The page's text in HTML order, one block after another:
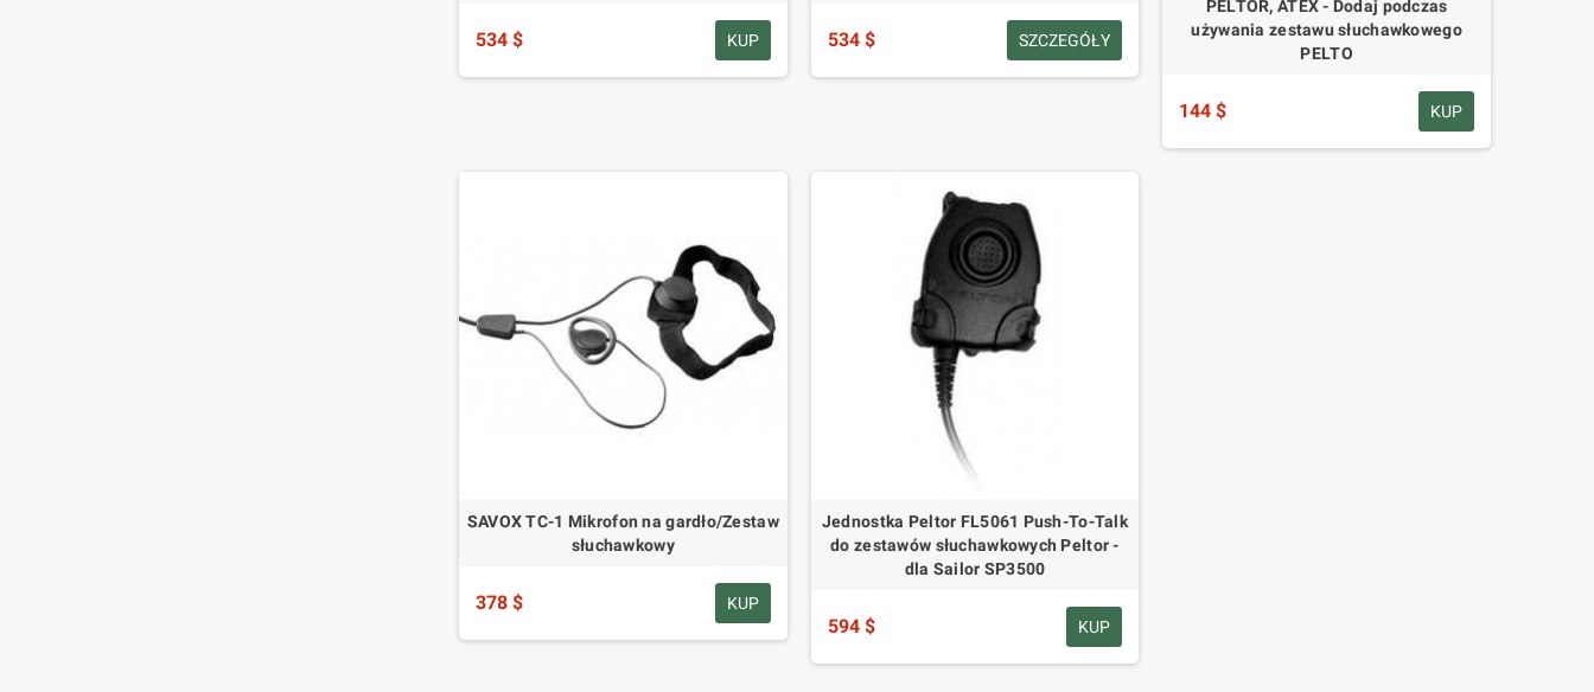
534 $ KUP 534 $ SZCZEGÓŁY
PELTOR, ATEX - Dodaj podczas
używania zestawu słuchawkowego
PELTO
144 $ KUP
SAVOX TC-1 Mikrofon na gardło/Zestaw
słuchawkowy
378 $ KUP
Jednostka Peltor FL5061 Push-To-Talk
do zestawów słuchawkowych Peltor -
dla Sailor SP3500
594 $ KUP